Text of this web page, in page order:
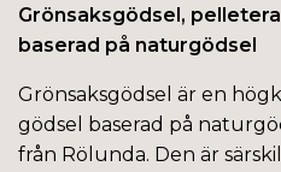
Grönsaksgödsel,
baserad på naturgödsel
Grönsaksgödsel är en
gödsel baserad på
från Rölunda. Den är